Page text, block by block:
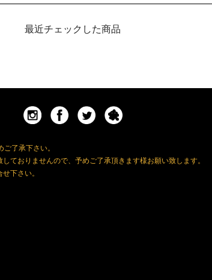
最近チェックした商品
了承下さい。
ておりませんので、予めご了承頂きます様お願い致します。
下さい。